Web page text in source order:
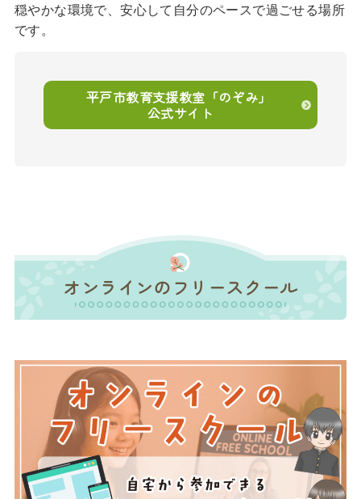
穏やかな環境で、安心して自分のペースで過ごせる場所
です。
平戸市教育支援教室「のぞみ」
公式サイト
オンラインのフリースクール